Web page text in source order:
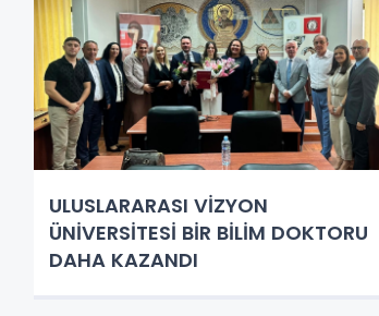
ULUSLARARASI VİZYON
ÜNİVERSİTESİ BİR BİLİM DOKTORU
DAHA KAZANDI